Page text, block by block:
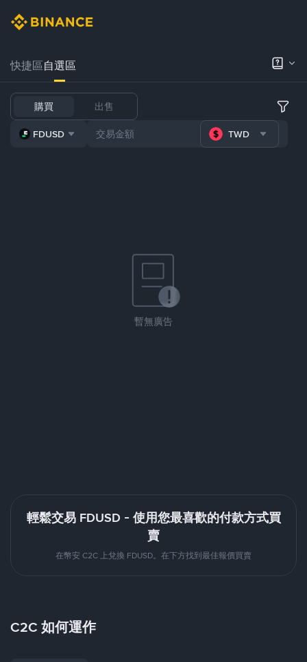
快捷區自選區
購買 出售
FDUSD TWD
暫無廣告
輕鬆交易 FDUSD - 使用您最喜歡的付款方式買
賣
在幣安 C2C 上兌換 FDUSD。在下方找到最佳報價買賣
C2C 如何運作